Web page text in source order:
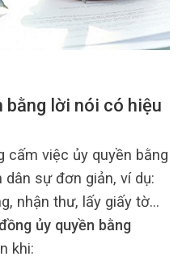
bằng lời nói có hiệu
cấm việc ủy quyền bằng
sự đơn giản, ví dụ:
nhận thư, lấy giấy tờ…
ủy quyền bằng
khi: